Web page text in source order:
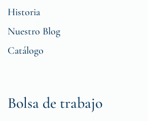
Historia
Nuestro Blog
Catálogo
Bolsa de trabajo